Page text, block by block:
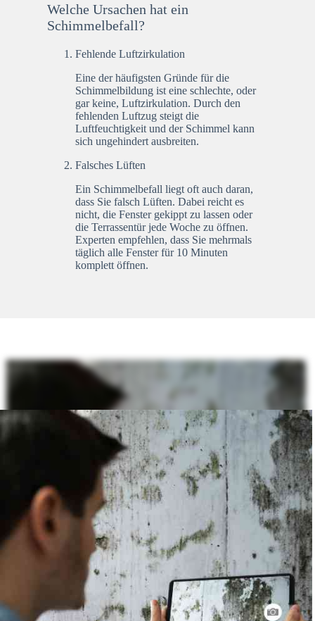
Welche Ursachen hat ein
Schimmelbefall?
Fehlende Luftzirkulation
Eine der häufigsten Gründe für die
Schimmelbildung ist eine schlechte, oder
gar keine, Luftzirkulation. Durch den
fehlenden Luftzug steigt die
Luftfeuchtigkeit und der Schimmel kann
sich ungehindert ausbreiten.
Falsches Lüften
Ein Schimmelbefall liegt oft auch daran,
dass Sie falsch Lüften. Dabei reicht es
nicht, die Fenster gekippt zu lassen oder
die Terrassentür jede Woche zu öffnen.
Experten empfehlen, dass Sie mehrmals
täglich alle Fenster für 10 Minuten
komplett öffnen.